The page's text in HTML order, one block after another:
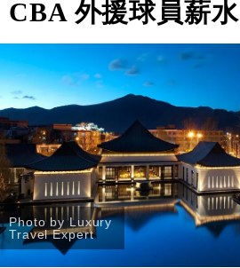
CBA 外援球員薪水
Photo by Luxury
Travel Expert